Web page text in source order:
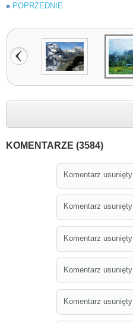
« POPRZEDNIE
KOMENTARZE (3584)
Komentarz usunięty
Komentarz usunięty
Komentarz usunięty
Komentarz usunięty
Komentarz usunięty